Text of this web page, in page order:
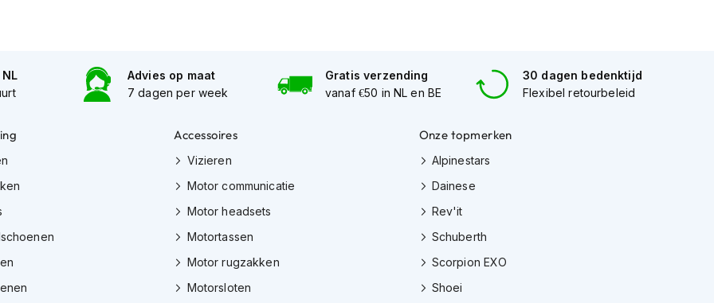
Advies op maat
7 dagen per week
Gratis verzending
vanaf €50 in NL en BE
30 dagen bedenktijd
Flexibel retourbeleid
Accessoires
Vizieren
Motor communicatie
Motor headsets
Motortassen
Motor rugzakken
Motorsloten
Onze topmerken
Alpinestars
Dainese
Rev'it
Schuberth
Scorpion EXO
Shoei